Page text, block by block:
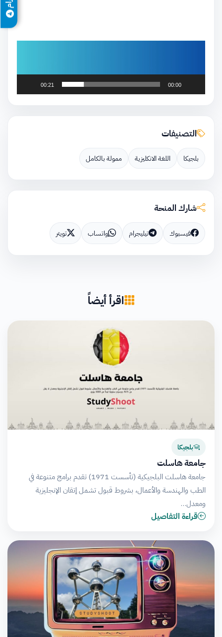
00:00
00:21
التصنيفات
بلجيكا اللغة الانكليزية ممولة بالكامل
شارك المنحة
فيسبوك تيليجرام واتساب تويتر
اقرأ أيضاً
بلجيكا
جامعة هاسلت
جامعة هاسلت البلجيكية (تأسست 1971) تقدم برامج متنوعة في
الطب والهندسة والأعمال، بشروط قبول تشمل إتقان الإنجليزية
ومعدل…
قراءة التفاصيل